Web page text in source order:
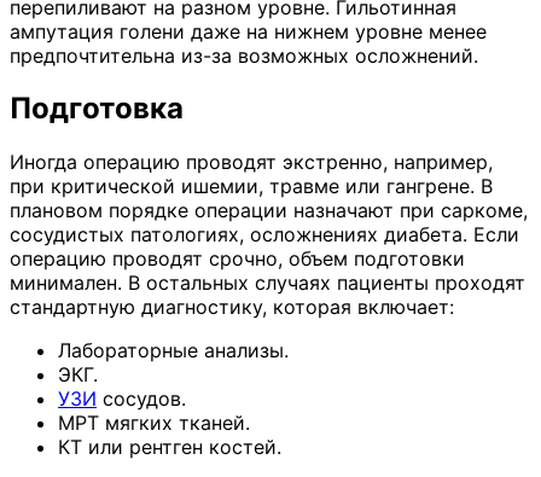
перепиливают на разном уровне. Гильотинная
ампутация голени даже на нижнем уровне менее
предпочтительна из-за возможных осложнений.
Подготовка
Иногда операцию проводят экстренно, например,
при критической ишемии, травме или гангрене. В
плановом порядке операции назначают при саркоме,
сосудистых патологиях, осложнениях диабета. Если
операцию проводят срочно, объем подготовки
минимален. В остальных случаях пациенты проходят
стандартную диагностику, которая включает:
Лабораторные анализы.
ЭКГ.
УЗИ сосудов.
МРТ мягких тканей.
КТ или рентген костей.